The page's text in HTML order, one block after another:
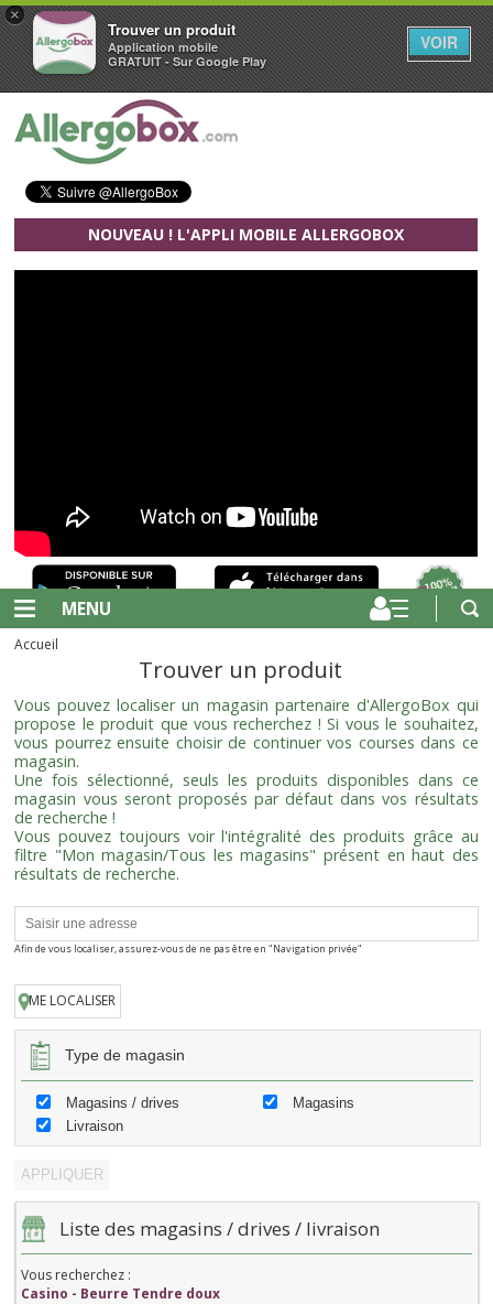
×
Trouver un produit
Application mobile
GRATUIT - Sur Google Play
VOIR
Aller au contenu principal
NOUVEAU ! L'APPLI MOBILE ALLERGOBOX
MENU
Accueil
Trouver un produit
Vous pouvez localiser un magasin partenaire d'AllergoBox qui
propose le produit que vous recherchez ! Si vous le souhaitez,
vous pourrez ensuite choisir de continuer vos courses dans ce
magasin.
Une fois sélectionné, seuls les produits disponibles dans ce
magasin vous seront proposés par défaut dans vos résultats
de recherche !
Vous pouvez toujours voir l'intégralité des produits grâce au
filtre "Mon magasin/Tous les magasins" présent en haut des
résultats de recherche.
Afin de vous localiser, assurez-vous de ne pas être en "Navigation privée"
ME LOCALISER
Type de magasin
Magasins / drives
Magasins
Livraison
Liste des magasins / drives / livraison
Vous recherchez :
Casino - Beurre Tendre doux